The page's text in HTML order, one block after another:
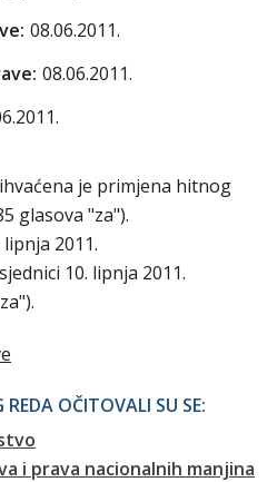
08.06.2011.
08.06.2011.
je primjena hitnog
glasova "za").
2011.
10. lipnja 2011.
OČITOVALI SU SE:
i prava nacionalnih manjina